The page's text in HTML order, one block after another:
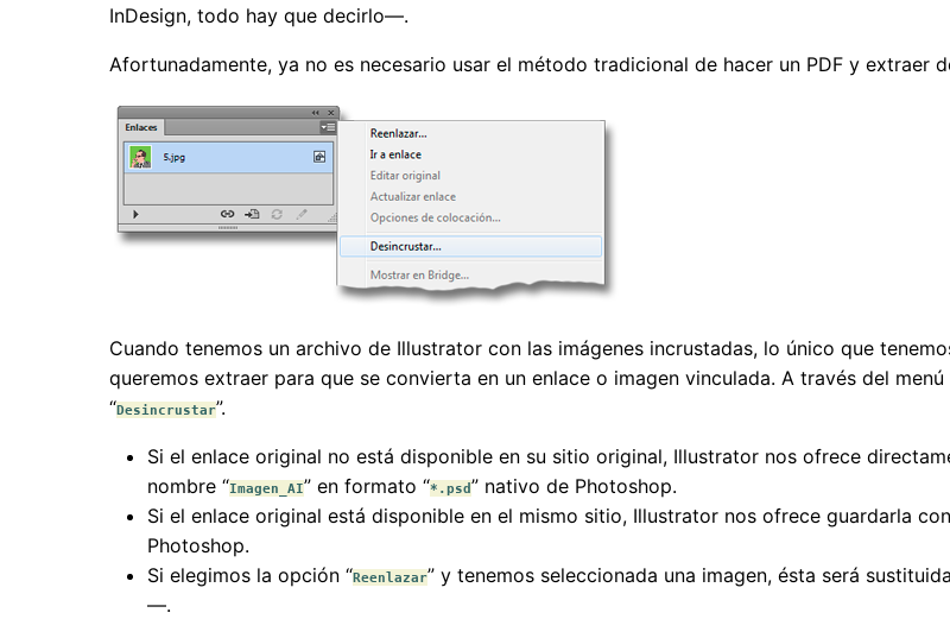
InDesign, todo hay que decirlo—.
Afortunadamente, ya no es necesario usar el método tradicional de hacer un PDF y extraer
Cuando tenemos un archivo de Illustrator con las imágenes incrustadas, lo único que
queremos extraer para que se convierta en un enlace o imagen vinculada. A través del menú
“Desincrustar”.
Si el enlace original no está disponible en su sitio original, Illustrator nos ofrece
nombre “Imagen_AI” en formato “*.psd” nativo de Photoshop.
Si el enlace original está disponible en el mismo sitio, Illustrator nos ofrece guardarla
Photoshop.
Si elegimos la opción “Reenlazar” y tenemos seleccionada una imagen, ésta será
—.